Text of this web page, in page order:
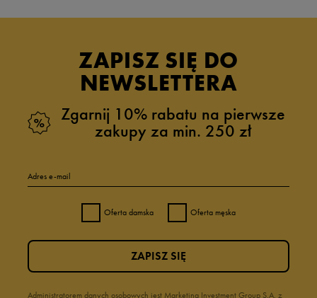
ZAPISZ SIĘ DO
NEWSLETTERA
Zgarnij 10% rabatu na pierwsze
zakupy za min. 250 zł
Adres e-mail
Oferta damska Oferta męska
Administratorem danych osobowych jest Marketing Investment Group S.A. z
ZAPISZ SIĘ